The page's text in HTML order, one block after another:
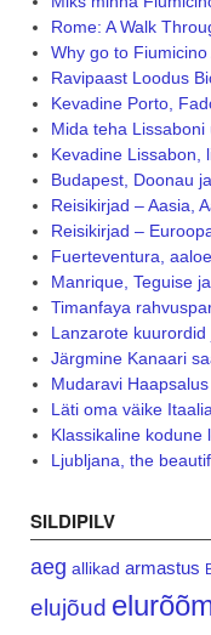
Rome: A Walk
Why go to
Ravipaast Loodus
Kevadine Porto,
Mida teha
Kevadine Lissabon,
Budapest, Doonau
Reisikirjad – Aasia,
Reisikirjad –
Fuerteventura,
Manrique, Teguise
Timanfaya
Lanzarote
Järgmine Kanaari
Mudaravi
Läti oma väike
Klassikaline kodune
Ljubljana, the
SILDIPILV
aeg allikad armastus
elujõud